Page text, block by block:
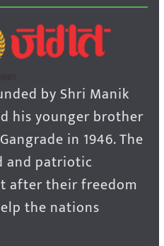
by Shri Manik
his younger brother
in 1946. The
and patriotic
after their freedom
the nations